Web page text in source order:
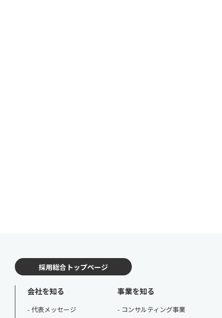
採用総合トップページ
会社を知る
代表メッセージ
事業を知る
コンサルティング事業